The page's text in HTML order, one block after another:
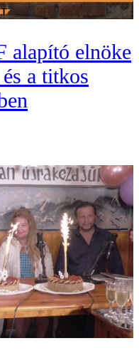
alapító elnöke
a titkos